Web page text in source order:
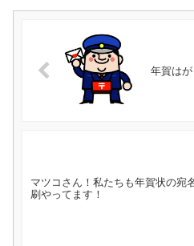
年賀はが
マツコさん！私たちも年賀状の宛
刷やってます！